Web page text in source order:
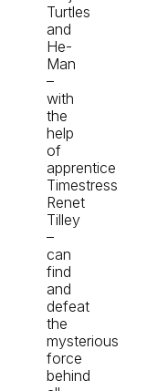
Turtles
and
He-
Man
–
with
the
help
of
apprentice
Timestress
Renet
Tilley
–
can
find
and
defeat
the
mysterious
force
behind